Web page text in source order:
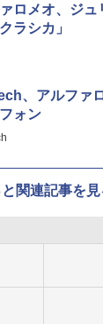
ロメオ、ジュ
ラシカ」
、アルファ
ォン
と関連記事を見